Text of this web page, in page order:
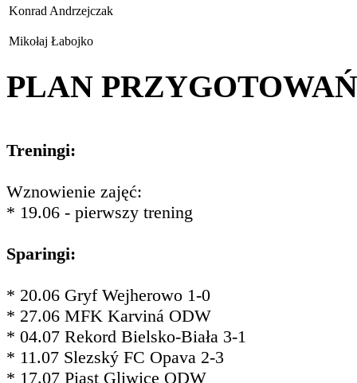
Konrad Andrzejczak
Mikołaj Łabojko
PLAN PRZYGOTOWAŃ
Treningi:
Wznowienie zajęć:
* 19.06 - pierwszy trening
Sparingi:
* 20.06 Gryf Wejherowo 1-0
* 27.06 MFK Karviná ODW
* 04.07 Rekord Bielsko-Biała 3-1
* 11.07 Slezský FC Opava 2-3
* 17.07 Piast Gliwice ODW